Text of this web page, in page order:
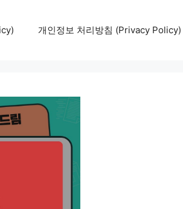
개인정보 처리방침 (Privacy Policy)